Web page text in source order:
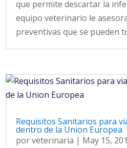
que permite descartar la
equipo veterinario le
preventivas que se pueden
Requisitos Sanitarios para
dentro de la Union Europea
porveterinaria | May 15,